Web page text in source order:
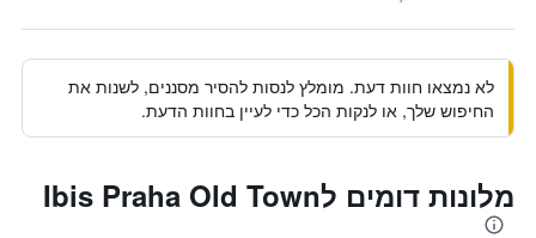
לא נמצאו חוות דעת. מומלץ לנסות להסיר מסננים, לשנות את
החיפוש שלך, או לנקות הכל כדי לעיין בחוות הדעת.
מלונות דומים לIbis Praha Old Town